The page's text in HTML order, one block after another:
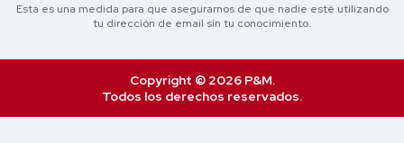
Esta es una medida para que asegurarnos de que nadie esté utilizando
tu dirección de email sin tu conocimiento.
Copyright © 2026 P&M.
Todos los derechos reservados.